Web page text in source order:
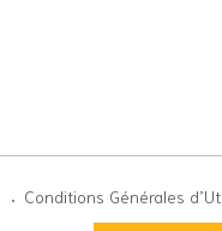
Conditions Générales